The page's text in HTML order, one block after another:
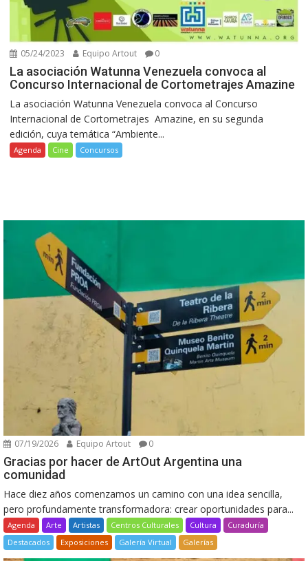
05/24/2023 Equipo Artout 0
La asociación Watunna Venezuela convoca al
Concurso Internacional de Cortometrajes Amazine
La asociación Watunna Venezuela convoca al Concurso
Internacional de Cortometrajes Amazine, en su segunda
edición, cuya temática “Ambiente...
Agenda Cine Concursos
07/19/2026 Equipo Artout 0
Gracias por hacer de ArtOut Argentina una
comunidad
Hace diez años comenzamos un camino con una idea sencilla,
pero profundamente transformadora: crear oportunidades para...
Agenda Arte Artistas Centros Culturales Cultura
Curaduría
Destacados
Exposiciones Galería Virtual Galerías